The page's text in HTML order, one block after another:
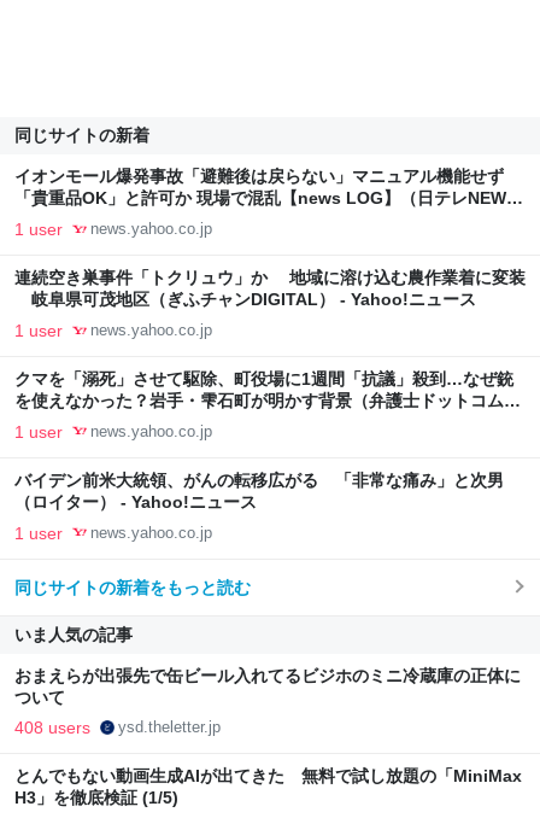
同じサイトの新着
イオンモール爆発事故「避難後は戻らない」マニュアル機能せず
「貴重品OK」と許可か 現場で混乱【news LOG】（日テレNEWS
NNN） - Yahoo!ニュース
1 user news.yahoo.co.jp
連続空き巣事件「トクリュウ」か 地域に溶け込む農作業着に変装
岐阜県可茂地区（ぎふチャンDIGITAL） - Yahoo!ニュース
1 user news.yahoo.co.jp
クマを「溺死」させて駆除、町役場に1週間「抗議」殺到…なぜ銃
を使えなかった？岩手・雫石町が明かす背景（弁護士ドットコムニ
ュース） - Yahoo!ニュース
1 user news.yahoo.co.jp
バイデン前米大統領、がんの転移広がる 「非常な痛み」と次男
（ロイター） - Yahoo!ニュース
1 user news.yahoo.co.jp
同じサイトの新着をもっと読む
いま人気の記事
おまえらが出張先で缶ビール入れてるビジホのミニ冷蔵庫の正体に
ついて
408 users ysd.theletter.jp
とんでもない動画生成AIが出てきた 無料で試し放題の「MiniMax
H3」を徹底検証 (1/5)